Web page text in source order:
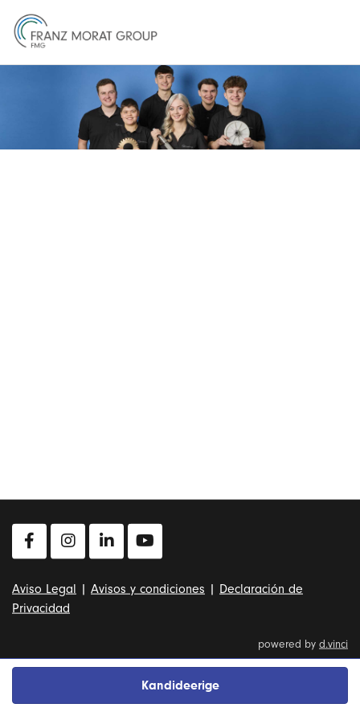
Kandideerige
Aviso Legal | Avisos y condiciones | Declaración de
Privacidad
powered by d.vinci